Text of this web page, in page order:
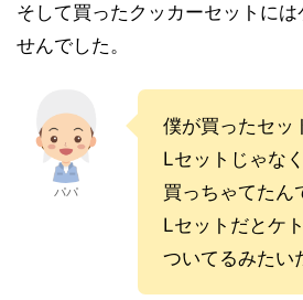
そして買ったクッカーセットには
せんでした。
パパ
僕が買ったセッ
Lセットじゃな
買っちゃてたん
Lセットだとケ
ついてるみたい